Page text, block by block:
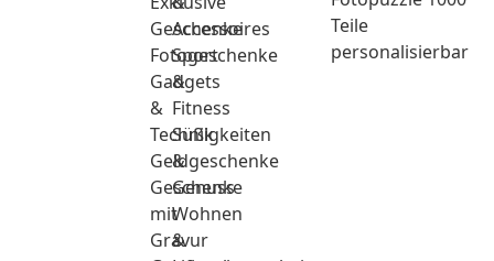
Geschenke
Fotogeschenke
Gadgets
&
Technik
Geldgeschenke
Geschenke
mit
Gravur
Accessoires
Sport
&
Fitness
Süßigkeiten
&
Genuss
Wohnen
&
Teile
personalisierbar